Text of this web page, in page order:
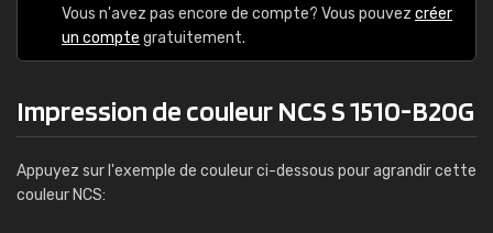
Vous n'avez pas encore de compte? Vous pouvez créer
un compte gratuitement.
Impression de couleur NCS S 1510-B20G
Appuyez sur l'exemple de couleur ci-dessous pour agrandir cette
couleur NCS: